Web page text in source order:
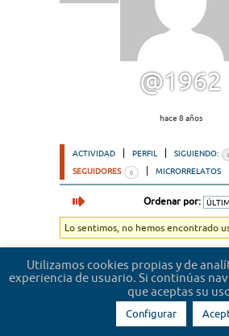
@1962
hace 8 años
ACTIVIDAD PERFIL SIGUIENDO:
SEGUIDORES 0 MICRORRELATOS
Ordenar por:
Lo sentimos, no hemos encontrado
Utilizamos cookies propias y de
experiencia de usuario. Si continúas
que aceptas su
Configurar